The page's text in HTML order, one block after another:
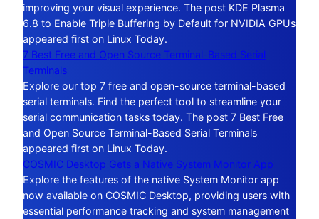
improving your visual experience. The post KDE Plasma
6.8 to Enable Triple Buffering by Default for NVIDIA GPUs
appeared first on Linux Today.
7 Best Free and Open Source Terminal-Based Serial
Terminals
Explore our top 7 free and open-source terminal-based
serial terminals. Find the perfect tool to streamline your
serial communication tasks today. The post 7 Best Free
and Open Source Terminal-Based Serial Terminals
appeared first on Linux Today.
COSMIC Desktop Gets a Native System Monitor App
Explore the features of the native System Monitor app
now available on COSMIC Desktop, providing users with
essential performance tracking and system management